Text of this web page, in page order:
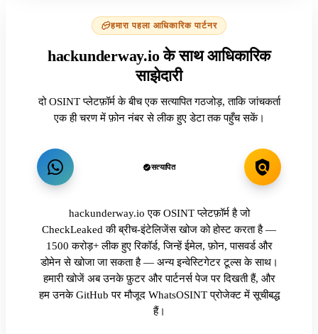
हमारा पहला आधिकारिक पार्टनर
hackunderway.io के साथ आधिकारिक
साझेदारी
दो OSINT प्लेटफ़ॉर्म के बीच एक सत्यापित गठजोड़, ताकि जांचकर्ता
एक ही चरण में फ़ोन नंबर से लीक हुए डेटा तक पहुँच सकें।
सत्यापित
hackunderway.io एक OSINT प्लेटफ़ॉर्म है जो
CheckLeaked की ब्रीच-इंटेलिजेंस खोज को होस्ट करता है —
1500 करोड़+ लीक हुए रिकॉर्ड, जिन्हें ईमेल, फ़ोन, पासवर्ड और
डोमेन से खोजा जा सकता है — अन्य इन्वेस्टिगेटर टूल्स के साथ।
हमारी खोजें अब उनके फ़ुटर और पार्टनर्स पेज पर दिखती हैं, और
हम उनके GitHub पर मौजूद WhatsOSINT प्रोजेक्ट में सूचीबद्ध
हैं।